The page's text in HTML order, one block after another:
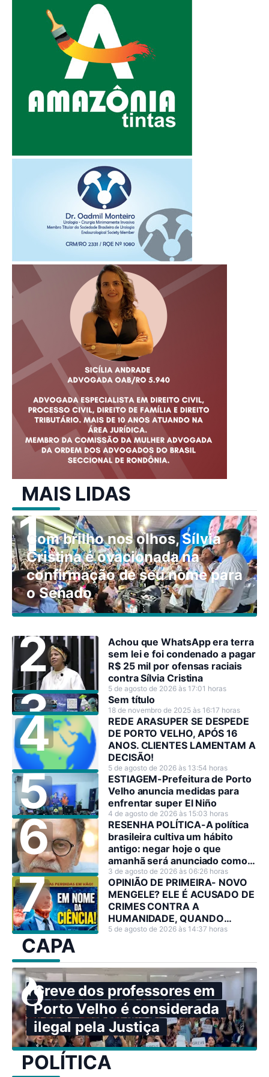
MAIS LIDAS
Com brilho nos olhos, Sílvia
Cristina é ovacionada na
confirmação de seu nome para
o Senado
Achou que WhatsApp era terra
sem lei e foi condenado a pagar
R$ 25 mil por ofensas raciais
contra Sílvia Cristina
5 de agosto de 2026 às 17:01 horas
Sem título
18 de novembro de 2025 às 16:17 horas
REDE ARASUPER SE DESPEDE
DE PORTO VELHO, APÓS 16
ANOS. CLIENTES LAMENTAM A
DECISÃO!
5 de agosto de 2026 às 13:54 horas
ESTIAGEM-Prefeitura de Porto
Velho anuncia medidas para
enfrentar super El Niño
4 de agosto de 2026 às 15:03 horas
RESENHA POLÍTICA-A política
brasileira cultiva um hábito
antigo: negar hoje o que
amanhã será anunciado como
decisão estratégica.
3 de agosto de 2026 às 06:26 horas
OPINIÃO DE PRIMEIRA- NOVO
MENGELE? ELE É ACUSADO DE
CRIMES CONTRA A
HUMANIDADE, QUANDO
PODERIA TER SALVADO
5 de agosto de 2026 às 14:37 horas
CAPA
Greve dos professores em
Porto Velho é considerada
ilegal pela Justiça
POLÍTICA